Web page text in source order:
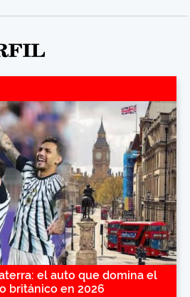
el auto que domina el
británico en 2026